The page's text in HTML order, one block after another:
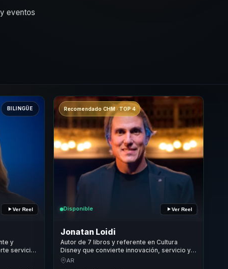
eventos
BILINGÜE
Ver Reel
y
servicio
Recomendado CHM · TOP 4
Disponible Ver Reel
Jonatan Loidi
Autor de 7 libros y referente en Cultura
Disney que convierte innovación, servicio y
propósito en crecimiento y mejores
AR